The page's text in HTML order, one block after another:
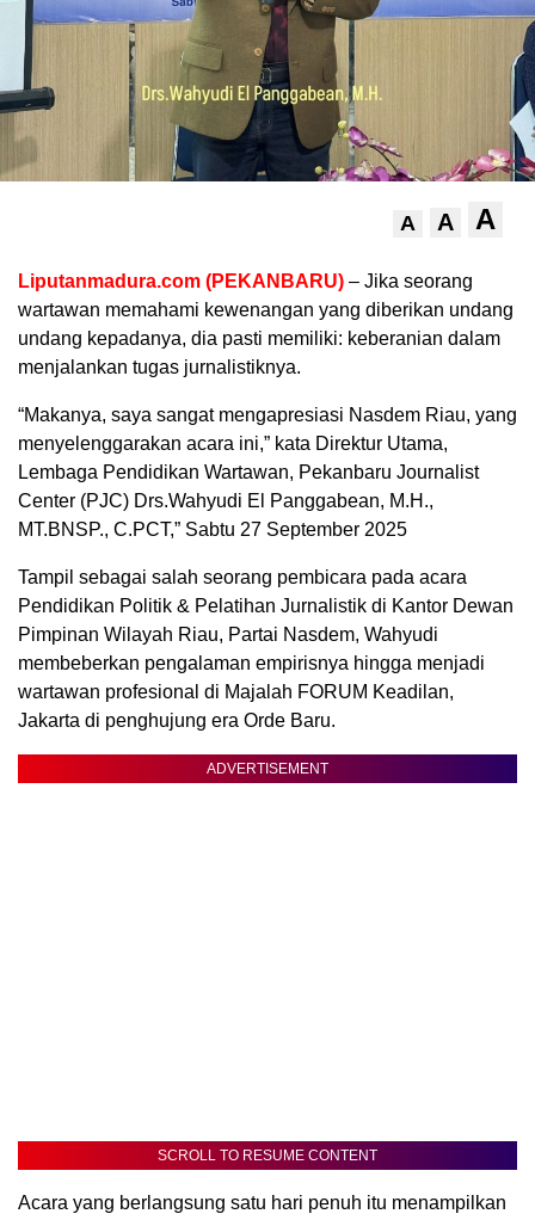
A A A
Liputanmadura.com (PEKANBARU) – Jika seorang
wartawan memahami kewenangan yang diberikan undang
undang kepadanya, dia pasti memiliki: keberanian dalam
menjalankan tugas jurnalistiknya.
“Makanya, saya sangat mengapresiasi Nasdem Riau, yang
menyelenggarakan acara ini,” kata Direktur Utama,
Lembaga Pendidikan Wartawan, Pekanbaru Journalist
Center (PJC) Drs.Wahyudi El Panggabean, M.H.,
MT.BNSP., C.PCT,” Sabtu 27 September 2025
Tampil sebagai salah seorang pembicara pada acara
Pendidikan Politik & Pelatihan Jurnalistik di Kantor Dewan
Pimpinan Wilayah Riau, Partai Nasdem, Wahyudi
membeberkan pengalaman empirisnya hingga menjadi
wartawan profesional di Majalah FORUM Keadilan,
Jakarta di penghujung era Orde Baru.
ADVERTISEMENT
SCROLL TO RESUME CONTENT
Acara yang berlangsung satu hari penuh itu menampilkan